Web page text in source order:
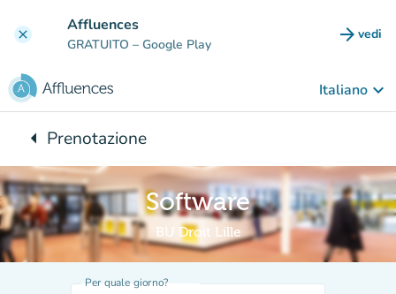
clear Affluences
GRATUITO – Google Play arrow_forward vedi
Italiano keyboard_arrow_down
arrow_leftTorna a:
Prenotazione
Software
BU Droit Lille
Per quale giorno?